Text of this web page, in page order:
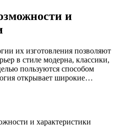
и
их изготовления позволяют
в стиле модерна, классики,
пользуются способом
открывает широкие…
и характеристики